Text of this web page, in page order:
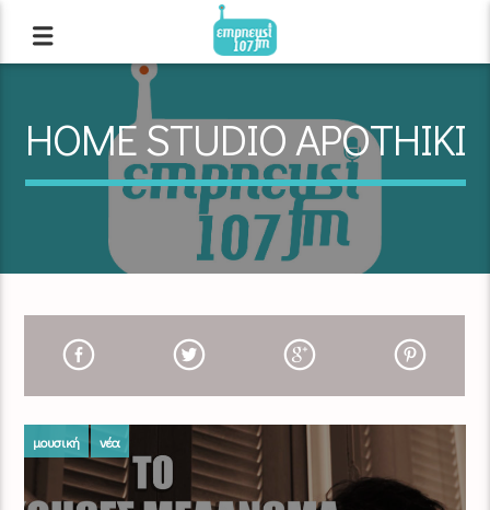
HOME STUDIO APOTHIKI
μουσική νέα